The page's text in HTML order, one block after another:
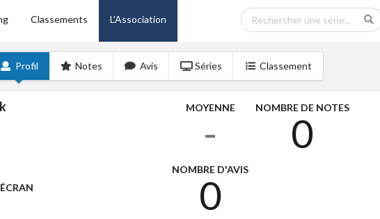
Classements L'Association
Profil Notes Avis Séries Classement
MOYENNE
-
NOMBRE DE NOTES
0
NOMBRE D'AVIS
0